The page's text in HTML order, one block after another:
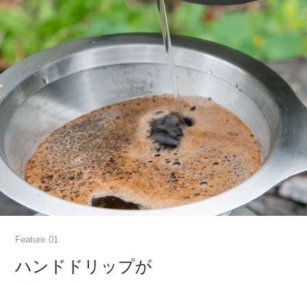
Feature
ハンドドリップが